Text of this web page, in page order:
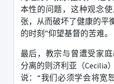
本性的问题，这种观念
张，从而破坏了健康的平
的时刻 ”仰望基督的苦难。
最后，教宗与曾遭受家
分离的则济利亚（Cecilia
说： “我们必须学会将宽